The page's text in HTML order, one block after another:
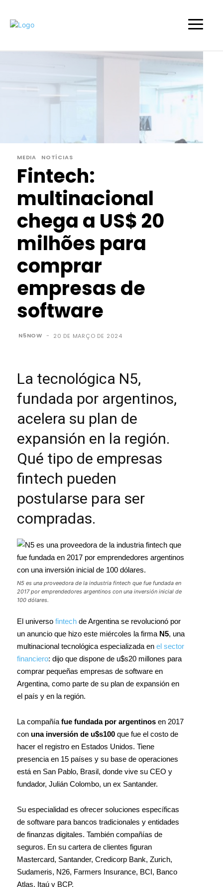
MEDIA NOTÍCIAS
Fintech:
multinacional
chega a US$ 20
milhões para
comprar
empresas de
software
N5NOW - 20 DE MARÇO DE 2024
La tecnológica N5,
fundada por argentinos,
acelera su plan de
expansión en la región.
Qué tipo de empresas
fintech pueden
postularse para ser
compradas.
N5 es una proveedora de la industria fintech que fue fundada en
2017 por emprendedores argentinos con una inversión inicial de
100 dólares.
El universo fintech de Argentina se revolucionó por
un anuncio que hizo este miércoles la firma N5, una
multinacional tecnológica especializada en el sector
financiero: dijo que dispone de u$s20 millones para
comprar pequeñas empresas de software en
Argentina, como parte de su plan de expansión en
el país y en la región.
La compañía fue fundada por argentinos en 2017
con una inversión de u$s100 que fue el costo de
hacer el registro en Estados Unidos. Tiene
presencia en 15 países y su base de operaciones
está en San Pablo, Brasil, donde vive su CEO y
fundador, Julián Colombo, un ex Santander.
Su especialidad es ofrecer soluciones específicas
de software para bancos tradicionales y entidades
de finanzas digitales. También compañías de
seguros. En su cartera de clientes figuran
Mastercard, Santander, Credicorp Bank, Zurich,
Sudameris, N26, Farmers Insurance, BCI, Banco
Atlas, Itaú y BCP.